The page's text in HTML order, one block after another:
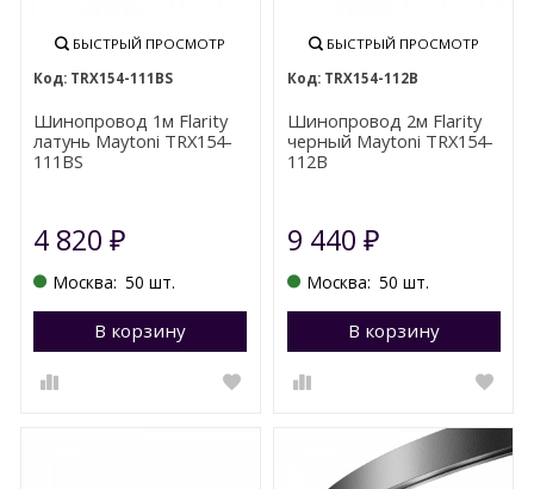
БЫСТРЫЙ ПРОСМОТР
TRX154-111BS
Шинопровод 1м Flarity
латунь Maytoni TRX154-
111BS
4 820₽
Москва: 50 шт.
В корзину Перейти в корзину
БЫСТРЫЙ ПРОСМОТР
TRX154-112B
Шинопровод 2м Flarity
черный Maytoni TRX154-
112B
9 440 ₽
Москва: 50 шт.
В корзину